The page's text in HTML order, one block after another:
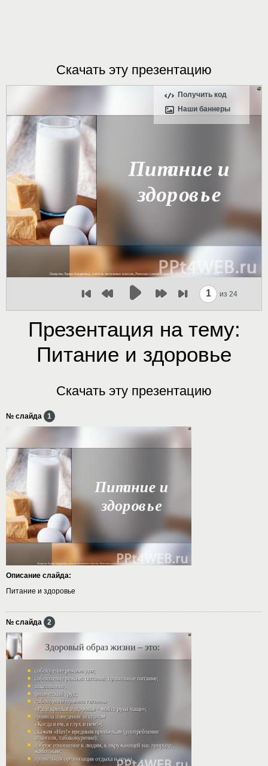
Скачать эту презентацию
Получить код
Наши баннеры
1 из 24
Презентация на тему:
Питание и здоровье
Скачать эту презентацию
№ слайда 1
Описание слайда:
Питание и здоровье
№ слайда 2